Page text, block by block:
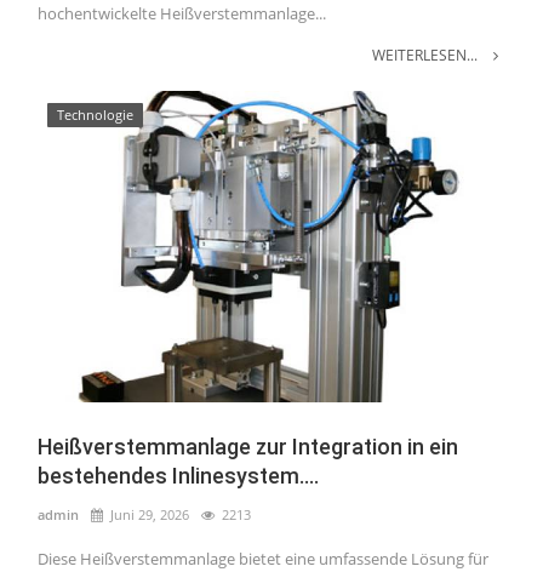
hochentwickelte Heißverstemmanlage...
WEITERLESEN...
Technologie
Heißverstemmanlage zur Integration in ein
bestehendes Inlinesystem....
admin Juni 29, 2026 2213
Diese Heißverstemmanlage bietet eine umfassende Lösung für